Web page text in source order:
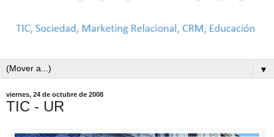
▼
viernes, 24 de octubre de 2008
TIC - UR